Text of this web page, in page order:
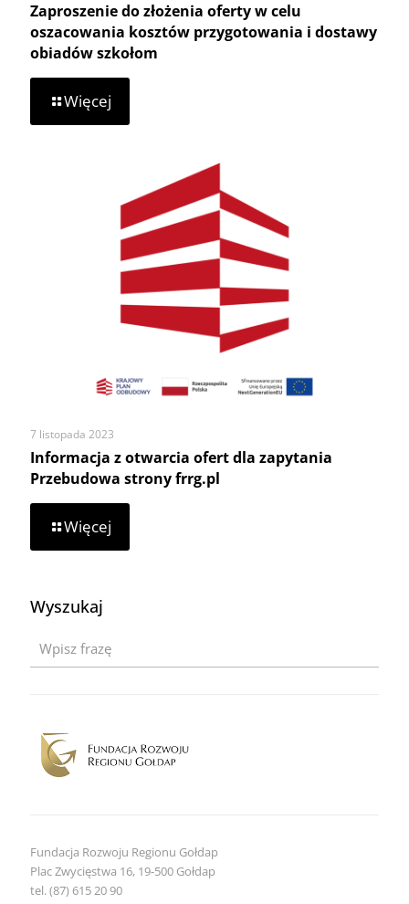
Zaproszenie do złożenia oferty w celu
oszacowania kosztów przygotowania i dostawy
obiadów szkołom
Więcej
Zaproszenie
celu
oszacowania
kosztów
przygotowania
dostawy
obiadów
szkołom
7 listopada 2023
Informacja z otwarcia ofert dla zapytania
Przebudowa strony frrg.pl
Więcej
Informacja
Przebudowa
strony
Wyszukaj
Fundacja Rozwoju Regionu Gołdap
Plac Zwycięstwa 16, 19-500 Gołdap
tel. (87) 615 20 90